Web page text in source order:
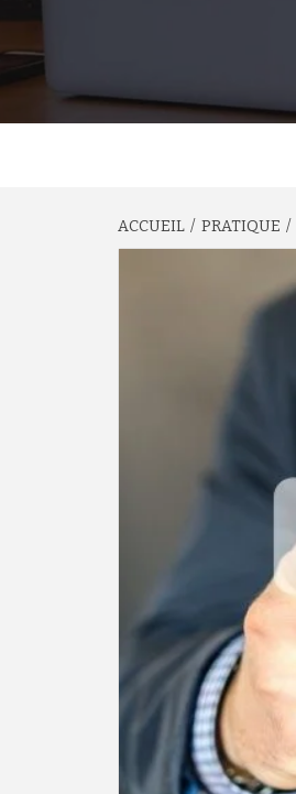
ACCUEIL PRATIQUE